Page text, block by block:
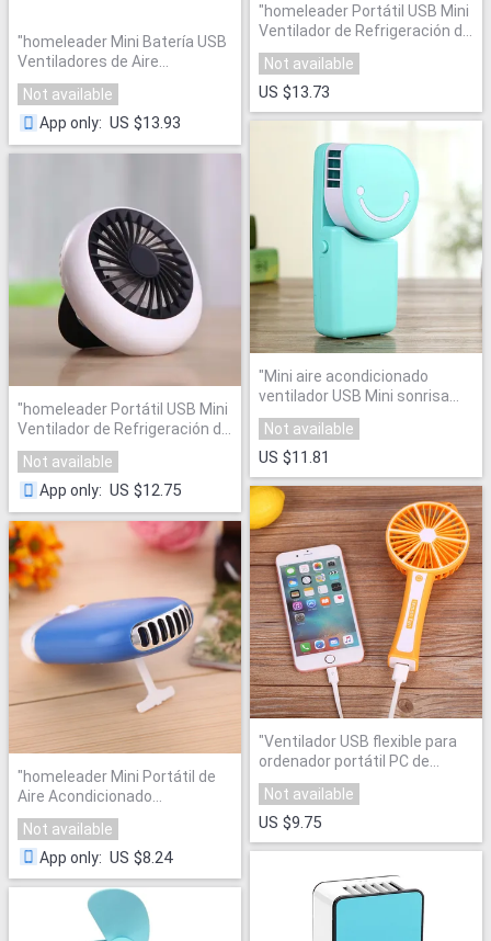
"homeleader Mini Batería USB
Ventiladores de Aire
Acondicionado Portátil
Not available
App only: US $13.93
"homeleader Portátil USB Mini
Ventilador de Refrigeración de
Aire Acondicionado
Not available
App only: US $12.75
"homeleader Mini Portátil de
Aire Acondicionado
Refrigerador Ventilador de
Refrigeración
Not available
App only: US $8.24
"homeleader Portátil USB Mini
Ventilador de Refrigeración de
Aire Acondicionado
Not available
US $13.73
"Mini aire acondicionado
ventilador USB Mini sonrisa
Cara ventilador de mano
Portable del escritorio
humidificación viajar al aire
libre mano"
Not available
US $11.81
"Ventilador USB flexible para
ordenador portátil PC de
escritorio ordenador Baterías
portátiles mini ventilador USB
ventilador de aire
acondicionado ventilador de
Not available
US $9.75